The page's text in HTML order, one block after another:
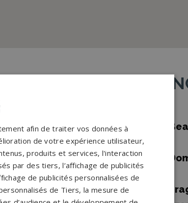
de
les-
Pompes funèbres
la-Barre→ Pompes funèbres
→ Pompes funèbres
afin de traiter vos données à
de votre expérience utilisateur,
produits et services, l'interaction
par des tiers, l’affichage de publicités
de publicités personnalisées de
de Tiers, la mesure de